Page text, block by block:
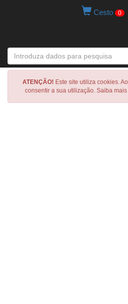
Cesto 0
ATENÇÃO! Este site utiliza cookies.
consentir a sua utilização. Saiba